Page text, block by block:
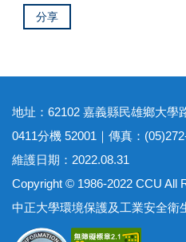
分享
地址：62102 嘉義縣民雄鄉大學
0411分機 52001｜傳真：
維護日期：2022.08.31
Copyright © 1986-2022 CCU All
中正大學環境保護及工業安全衛